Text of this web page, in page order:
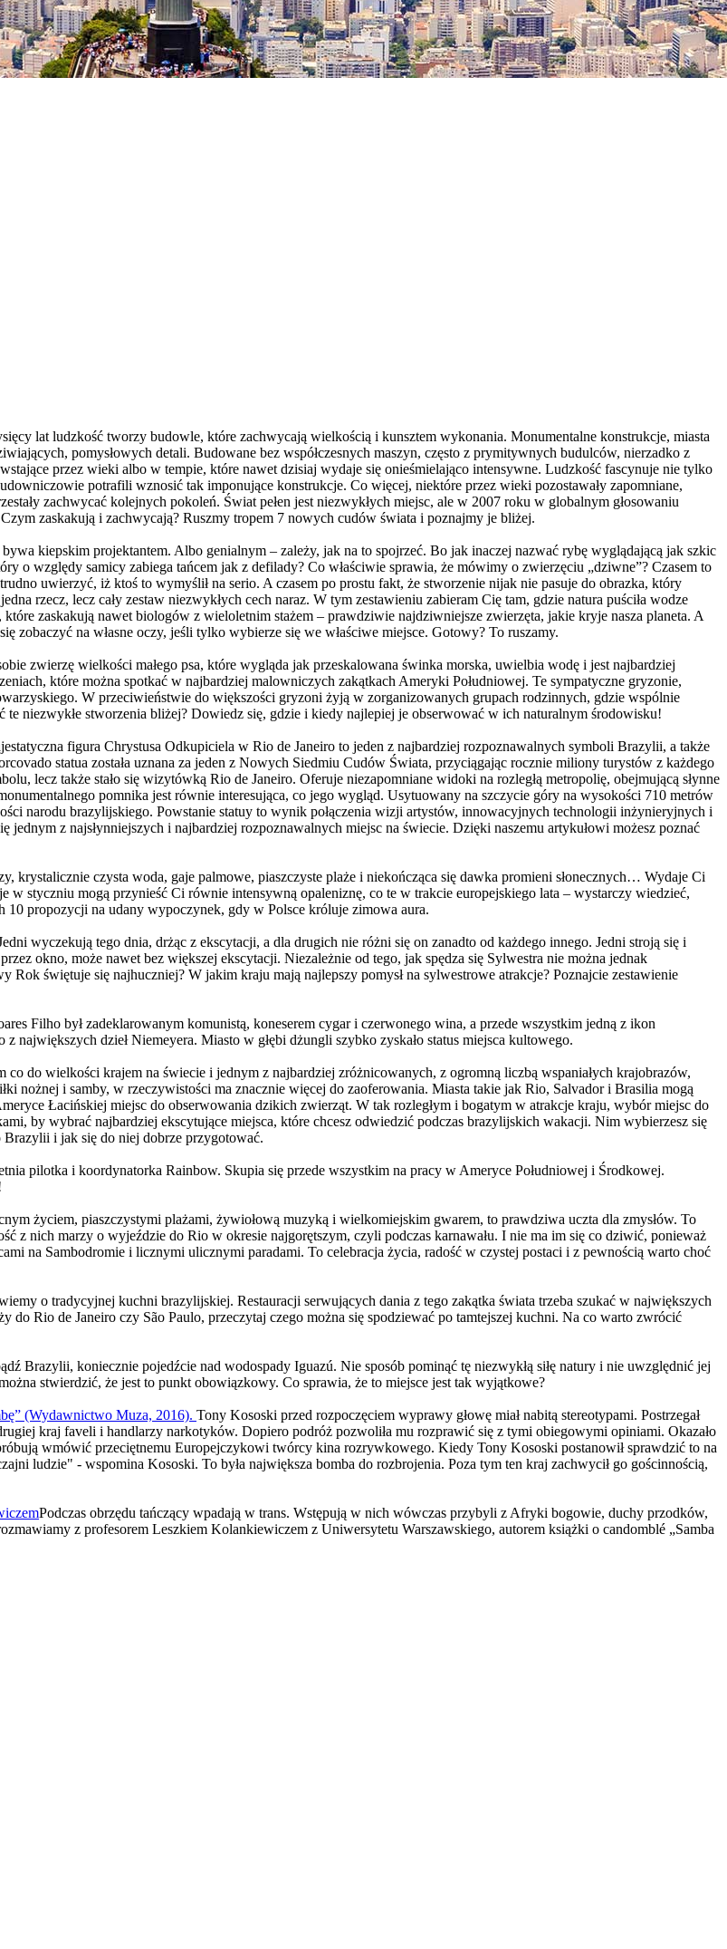
lat ludzkość tworzy budowle, które zachwycają wielkością i kunsztem wykonania. Monumentalne konstrukcje, miasta
pomysłowych detali. Budowane bez współczesnych maszyn, często z prymitywnych budulców, nierzadko z
przez wieki albo w tempie, które nawet dzisiaj wydaje się onieśmielająco intensywne. Ludzkość fascynuje nie tylko
potrafili wznosić tak imponujące konstrukcje. Co więcej, niektóre przez wieki pozostawały zapomniane,
zachwycać kolejnych pokoleń. Świat pełen jest niezwykłych miejsc, ale w 2007 roku w globalnym głosowaniu
zaskakują i zachwycają? Ruszmy tropem 7 nowych cudów świata i poznajmy je bliżej.
kiepskim projektantem. Albo genialnym – zależy, jak na to spojrzeć. Bo jak inaczej nazwać rybę wyglądającą jak szkic
o względy samicy zabiega tańcem jak z defilady? Co właściwie sprawia, że mówimy o zwierzęciu „dziwne”? Czasem to
uwierzyć, iż ktoś to wymyślił na serio. A czasem po prostu fakt, że stworzenie nijak nie pasuje do obrazka, który
rzecz, lecz cały zestaw niezwykłych cech naraz. W tym zestawieniu zabieram Cię tam, gdzie natura puściła wodze
zaskakują nawet biologów z wieloletnim stażem – prawdziwie najdziwniejsze zwierzęta, jakie kryje nasza planeta. A
zobaczyć na własne oczy, jeśli tylko wybierze się we właściwe miejsce. Gotowy? To ruszamy.
zwierzę wielkości małego psa, które wygląda jak przeskalowana świnka morska, uwielbia wodę i jest najbardziej
które można spotkać w najbardziej malowniczych zakątkach Ameryki Południowej. Te sympatyczne gryzonie,
W przeciwieństwie do większości gryzoni żyją w zorganizowanych grupach rodzinnych, gdzie wspólnie
niezwykłe stworzenia bliżej? Dowiedz się, gdzie i kiedy najlepiej je obserwować w ich naturalnym środowisku!
figura Chrystusa Odkupiciela w Rio de Janeiro to jeden z najbardziej rozpoznawalnych symboli Brazylii, a także
statua została uznana za jeden z Nowych Siedmiu Cudów Świata, przyciągając rocznie miliony turystów z każdego
lecz także stało się wizytówką Rio de Janeiro. Oferuje niezapomniane widoki na rozległą metropolię, obejmującą słynne
pomnika jest równie interesująca, co jego wygląd. Usytuowany na szczycie góry na wysokości 710 metrów
narodu brazylijskiego. Powstanie statuy to wynik połączenia wizji artystów, innowacyjnych technologii inżynieryjnych i
z najsłynniejszych i najbardziej rozpoznawalnych miejsc na świecie. Dzięki naszemu artykułowi możesz poznać
krystalicznie czysta woda, gaje palmowe, piaszczyste plaże i niekończąca się dawka promieni słonecznych… Wydaje Ci
styczniu mogą przynieść Ci równie intensywną opaleniznę, co te w trakcie europejskiego lata – wystarczy wiedzieć,
10 propozycji na udany wypoczynek, gdy w Polsce króluje zimowa aura.
wyczekują tego dnia, drżąc z ekscytacji, a dla drugich nie różni się on zanadto od każdego innego. Jedni stroją się i
okno, może nawet bez większej ekscytacji. Niezależnie od tego, jak spędza się Sylwestra nie można jednak
świętuje się najhuczniej? W jakim kraju mają najlepszy pomysł na sylwestrowe atrakcje? Poznajcie zestawienie
Filho był zadeklarowanym komunistą, koneserem cygar i czerwonego wina, a przede wszystkim jedną z ikon
dzieł Niemeyera. Miasto w głębi dżungli szybko zyskało status miejsca kultowego.
co do wielkości krajem na świecie i jednym z najbardziej zróżnicowanych, z ogromną liczbą wspaniałych krajobrazów,
nożnej i samby, w rzeczywistości ma znacznie więcej do zaoferowania. Miasta takie jak Rio, Salvador i Brasilia mogą
Łacińskiej miejsc do obserwowania dzikich zwierząt. W tak rozległym i bogatym w atrakcje kraju, wybór miejsc do
by wybrać najbardziej ekscytujące miejsca, które chcesz odwiedzić podczas brazylijskich wakacji. Nim wybierzesz się
i jak się do niej dobrze przygotować.
pilotka i koordynatorka Rainbow. Skupia się przede wszystkim na pracy w Ameryce Południowej i Środkowej.
życiem, piaszczystymi plażami, żywiołową muzyką i wielkomiejskim gwarem, to prawdziwa uczta dla zmysłów. To
z nich marzy o wyjeździe do Rio w okresie najgorętszym, czyli podczas karnawału. I nie ma im się co dziwić, ponieważ
na Sambodromie i licznymi ulicznymi paradami. To celebracja życia, radość w czystej postaci i z pewnością warto choć
o tradycyjnej kuchni brazylijskiej. Restauracji serwujących dania z tego zakątka świata trzeba szukać w największych
Rio de Janeiro czy São Paulo, przeczytaj czego można się spodziewać po tamtejszej kuchni. Na co warto zwrócić
Brazylii, koniecznie pojedźcie nad wodospady Iguazú. Nie sposób pominąć tę niezwykłą siłę natury i nie uwzględnić jej
stwierdzić, że jest to punkt obowiązkowy. Co sprawia, że to miejsce jest tak wyjątkowe?
(Wydawnictwo Muza, 2016). Tony Kososki przed rozpoczęciem wyprawy głowę miał nabitą stereotypami. Postrzegał
kraj faveli i handlarzy narkotyków. Dopiero podróż pozwoliła mu rozprawić się z tymi obiegowymi opiniami. Okazało
wmówić przeciętnemu Europejczykowi twórcy kina rozrywkowego. Kiedy Tony Kososki postanowił sprawdzić to na
ludzie" - wspomina Kososki. To była największa bomba do rozbrojenia. Poza tym ten kraj zachwycił go gościnnością,
Podczas obrzędu tańczący wpadają w trans. Wstępują w nich wówczas przybyli z Afryki bogowie, duchy przodków,
z profesorem Leszkiem Kolankiewiczem z Uniwersytetu Warszawskiego, autorem książki o candomblé „Samba